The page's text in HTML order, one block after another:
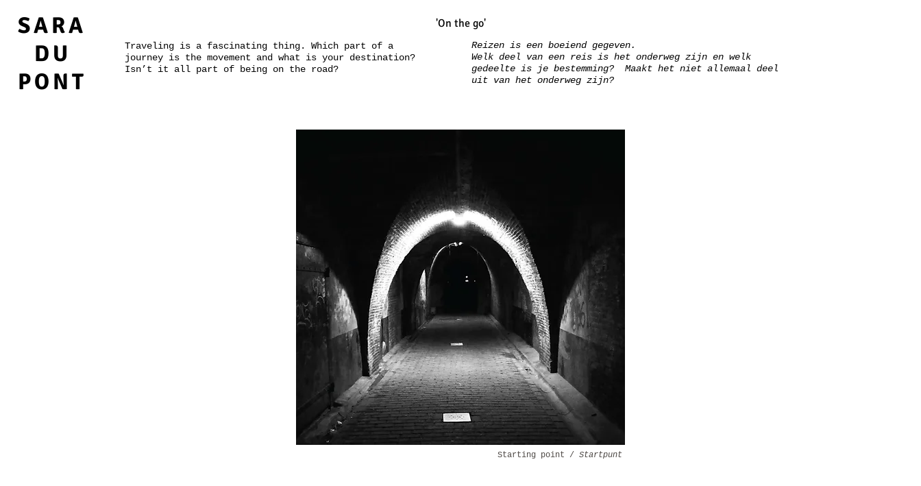
Traveling is a fascinating thing. Which part of a
journey is the movement and what is your destination?
Isn’t it all part of being on the road?
Starting point / Startpunt
Reizen is een boeiend gegeven.
Welk deel van een reis is het onderweg zijn en welk
gedeelte is je bestemming? Maakt het niet allemaal deel
uit van het onderweg zijn?
'On the go'
SARA
DU
PONT